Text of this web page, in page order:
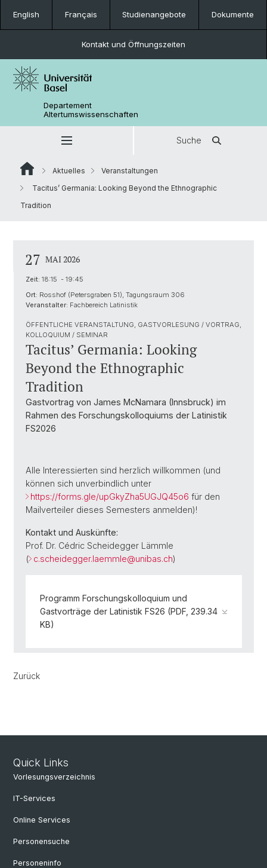
English Français Studienangebote Dokumente
Kontakt und Öffnungszeiten
Departement
Altertumswissenschaften
Suche
Aktuelles
Veranstaltungen
Tacitus’ Germania: Looking Beyond the Ethnographic
Tradition
27 MAI 2026
Zeit: 18:15 - 19:45
Ort: Rosshof (Petersgraben 51), Tagungsraum 306
Veranstalter: Fachbereich Latinistik
ÖFFENTLICHE VERANSTALTUNG, GASTVORLESUNG / VORTRAG,
KOLLOQUIUM / SEMINAR
Tacitus’ Germania: Looking
Beyond the Ethnographic
Tradition
Gastvortrag von James McNamara (Innsbruck) im
Rahmen des Forschungskolloquiums der Latinistik
FS2026
Alle Interessierten sind herzlich willkommen (und
können sich unverbindlich unter
https://forms.gle/upGkyZha5UGJQ45o6 für den
Mailverteiler dieses Semesters anmelden)!
Kontakt und Auskünfte:
Prof. Dr. Cédric Scheidegger Lämmle
( c.scheidegger.laemmle@unibas.ch)
Programm Forschungskolloquium und
Gastvorträge der Latinistik FS26 (PDF, 239.34
KB)
Zurück
Quick Links
Vorlesungsverzeichnis
IT-Services
Online Services
Personensuche
Personeninfo